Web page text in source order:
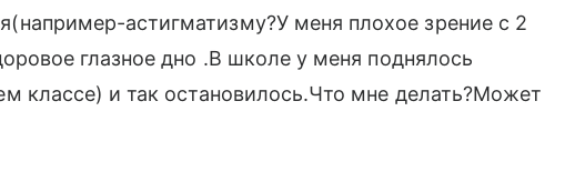
астигматизму?У меня плохое зрение с 2
глазное дно .В школе у меня поднялось
классе) и так остановилось.Что мне делать?Может